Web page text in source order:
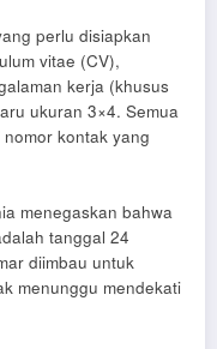
perlu disiapkan
vitae (CV),
kerja (khusus
ukuran 3×4. Semua
kontak yang
menegaskan bahwa
tanggal 24
diimbau untuk
menunggu mendekati